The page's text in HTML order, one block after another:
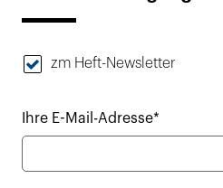
zm Heft-Newsletter
Ihre E-Mail-Adresse*